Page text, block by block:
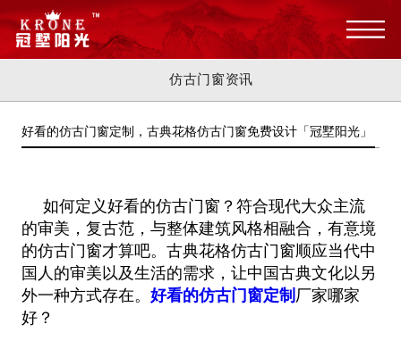
仿古门窗资讯
好看的仿古门窗定制，古典花格仿古门窗免费设计「冠墅阳光」
如何定义好看的仿古门窗？符合现代大众主流
的审美，复古范，与整体建筑风格相融合，有意境
的仿古门窗才算吧。古典花格仿古门窗顺应当代中
国人的审美以及生活的需求，让中国古典文化以另
外一种方式存在。 好看的仿古门窗定制 厂家哪家
好？